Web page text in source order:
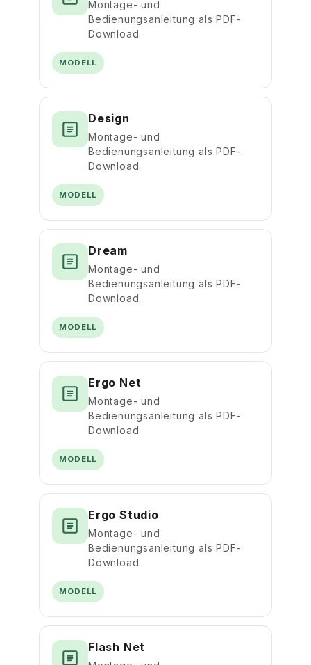
Montage- und
Bedienungsanleitung als PDF-
Download.
MODELL
Design
Montage- und
Bedienungsanleitung als PDF-
Download.
MODELL
Dream
Montage- und
Bedienungsanleitung als PDF-
Download.
MODELL
Ergo Net
Montage- und
Bedienungsanleitung als PDF-
Download.
MODELL
Ergo Studio
Montage- und
Bedienungsanleitung als PDF-
Download.
MODELL
Flash Net